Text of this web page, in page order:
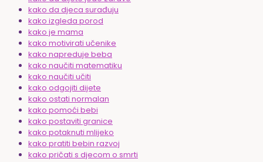
kako da djeca surađuju
kako izgleda porod
kako je mama
kako motivirati učenike
kako napreduje beba
kako naučiti matematiku
kako naučiti učiti
kako odgojiti dijete
kako ostati normalan
kako pomoći bebi
kako postaviti granice
kako potaknuti mlijeko
kako pratiti bebin razvoj
kako pričati s djecom o smrti